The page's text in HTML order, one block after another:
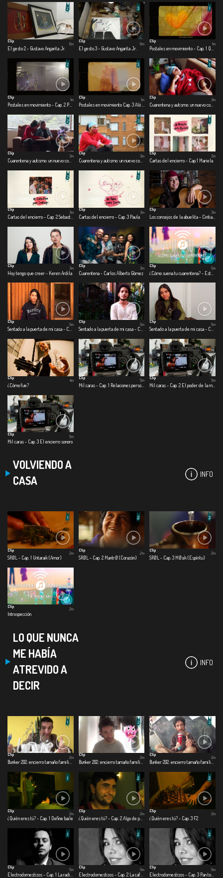
Clip
El gesto 2 - Gustavo Angarita Jr.
6m
Clip
El gesto 3 - Gustavo Angarita Jr.
6m
Clip
1m
Clip
1m
Clip
1m
Clip
3m
Clip
Cuarentena y autismo: un nuevo comienzo - Cap. 2 Me divierto en casa
3m
Clip
Cuarentena y autismo: un nuevo comienzo - Cap. 3 Salgo o me asfixio
3m
Clip
Cartas del encierro - Cap.1 Mariela
3m
Clip
3m
Clip
Cartas del encierro - Cap. 3 Paula
3m
Clip
3m
Clip
Hoy tengo que creer - Keren Ardila
3m
Clip
Cuarentena - Carlos Alberto Gómez
3m
Clip
5m
Clip
5m
Clip
Sentado a la puerta de mi casa - Cap. 2 Cosas que son
5m
Clip
5m
Clip
¿Cómo fue?
4m
Clip
Mil caras - Cap. 1 Relaciones personales
5m
Clip
5m
Clip
Mil caras - Cap. 3 El encierro sonoro
5m
VOLVIENDO A
CASA
INFO
Clip
SRØL - Cap. 1 Untaraik (Amor)
2m
Clip
SRØL - Cap. 2 MantrØ (Corazón)
2m
Clip
SRØL - Cap. 3 MØsik (Espíritu)
2m
Clip
Introspección
2m
LO QUE NUNCA
ME HABÍA
ATREVIDO A
DECIR
INFO
Clip
Bunker 202: encierro tamaño familiar - Cap. 1 Día 1
2m
Clip
Bunker 202: encierro tamaño familiar - Cap. 2 Día 60
2m
Clip
Bunker 202: encierro tamaño familiar - Cap. 3 Día 120
2m
Clip
¿Quién eres tú? - Cap. 1 Define baile
2m
Clip
¿Quién eres tú? - Cap. 2 Algo de perspectiva
2m
Clip
¿Quién eres tú? - Cap. 3 F2
2m
Clip
5m
Clip
Electrodomestizos - Cap. 2 La cafetera del amor
5m
Clip
5m